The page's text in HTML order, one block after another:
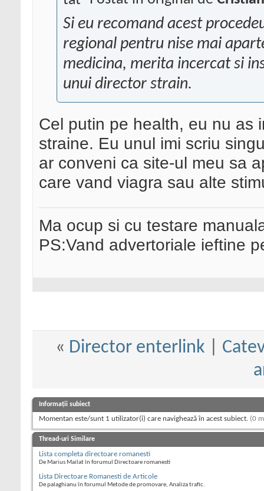
Si eu recomand acest
regional pentru nise mai
medicina, merita incercat si
unui director strain.
Cel putin pe health, eu nu as
straine. Eu unul imi scriu
ar conveni ca site-ul meu sa
care vand viagra sau alte
Ma ocup si cu testare
PS:Vand advertoriale ieftine
« Director enterlink
Informații subiect
Momentan este/sunt 1 utilizator(i) care navighează în acest subiect. (0
Thread-uri Similare
Lista completa directoare romanesti
De Marius Mailat în forumul Directoare romanesti
Lista Directoare Romanesti de Articole
De palaghianu în forumul Metode de promovare, Analiza trafic.